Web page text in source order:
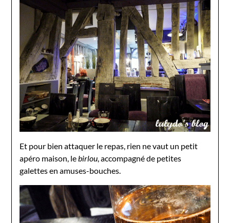
Et pour bien attaquer le repas, rien ne vaut un petit
apéro maison, lebirlou, accompagné de petites
galettes en amuses-bouches.